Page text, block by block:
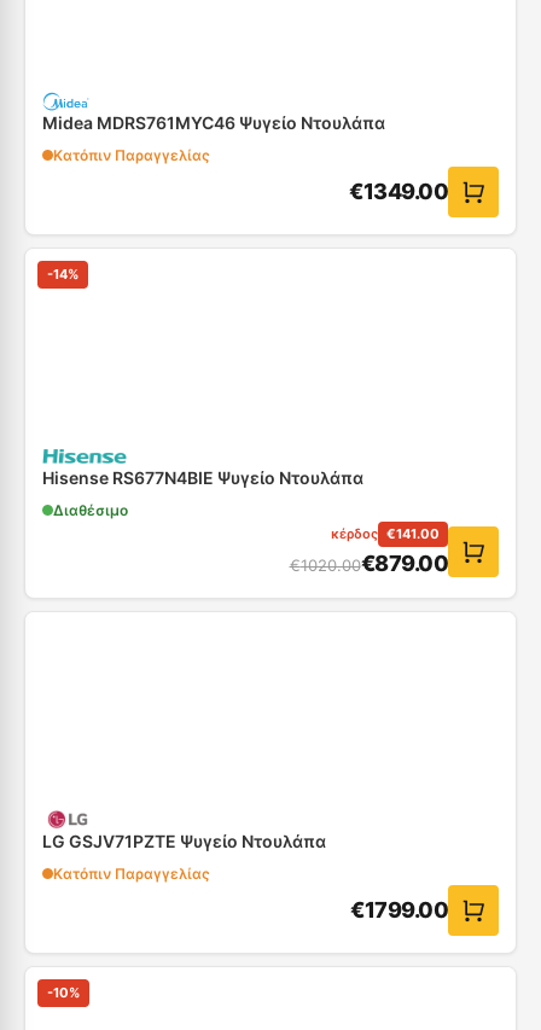
Midea MDRS761MYC46 Ψυγείο Ντουλάπα
Κατόπιν Παραγγελίας
€1349.00
-14%
Hisense RS677N4BIE Ψυγείο Ντουλάπα
Διαθέσιμο
κέρδος €141.00
€1020.00€879.00
LG GSJV71PZTE Ψυγείο Ντουλάπα
Κατόπιν Παραγγελίας
€1799.00
-10%